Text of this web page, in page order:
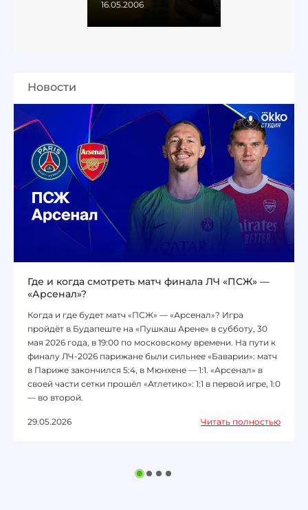
16.05.2006
Новости
Где и когда смотреть матч финала ЛЧ «ПСЖ» —
«Арсенал»?
Когда и где будет матч «ПСЖ» — «Арсенал»? Игра
пройдёт в Будапеште на «Пушкаш Арене» в субботу, 30
мая 2026 года, в 19:00 по московскому времени. На пути к
финалу ЛЧ-2026 парижане были сильнее «Баварии»: матч
в Париже закончился 5:4, в Мюнхене — 1:1. «Арсенал» в
своей части сетки прошёл «Атлетико»: 1:1 в первой игре, 1:0
— во второй.
29.05.2026 Читать полностью